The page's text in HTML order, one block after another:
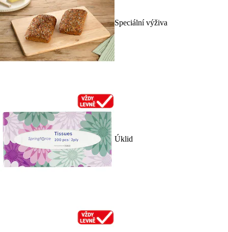
Speciální výživa
Úklid